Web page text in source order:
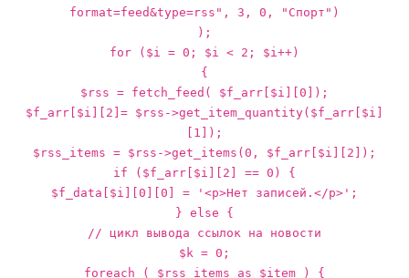
format=feed&type=rss", 3, 0, "Спорт")
);
for ($i = 0; $i < 2; $i++)
{
$rss = fetch_feed( $f_arr[$i][0]);
$f_arr[$i][2]= $rss->get_item_quantity($f_arr[$i]
[1]);
$rss_items = $rss->get_items(0, $f_arr[$i][2]);
if ($f_arr[$i][2] == 0) {
$f_data[$i][0][0] = '<p>Нет записей.</p>';
} else {
// цикл вывода ссылок на новости
$k = 0;
foreach ( $rss_items as $item ) {